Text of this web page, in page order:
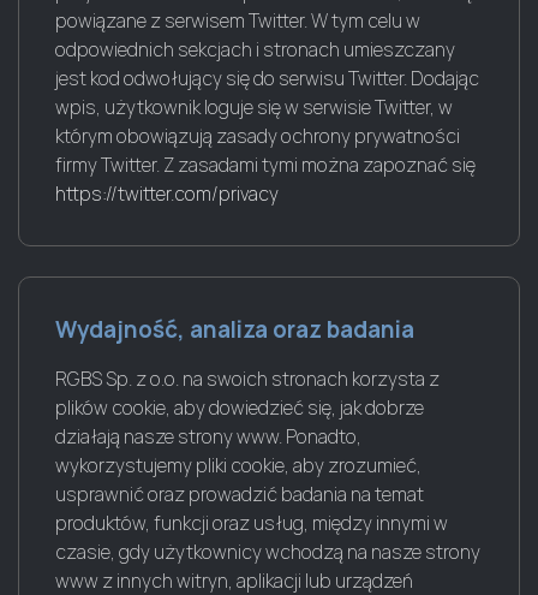
powiązane z serwisem Twitter. W tym celu w
odpowiednich sekcjach i stronach umieszczany
jest kod odwołujący się do serwisu Twitter. Dodając
wpis, użytkownik loguje się w serwisie Twitter, w
którym obowiązują zasady ochrony prywatności
firmy Twitter. Z zasadami tymi można zapoznać się
https://twitter.com/privacy
Wydajność, analiza oraz badania
RGBS Sp. z o.o. na swoich stronach korzysta z
plików cookie, aby dowiedzieć się, jak dobrze
działają nasze strony www. Ponadto,
wykorzystujemy pliki cookie, aby zrozumieć,
usprawnić oraz prowadzić badania na temat
produktów, funkcji oraz usług, między innymi w
czasie, gdy użytkownicy wchodzą na nasze strony
www z innych witryn, aplikacji lub urządzeń